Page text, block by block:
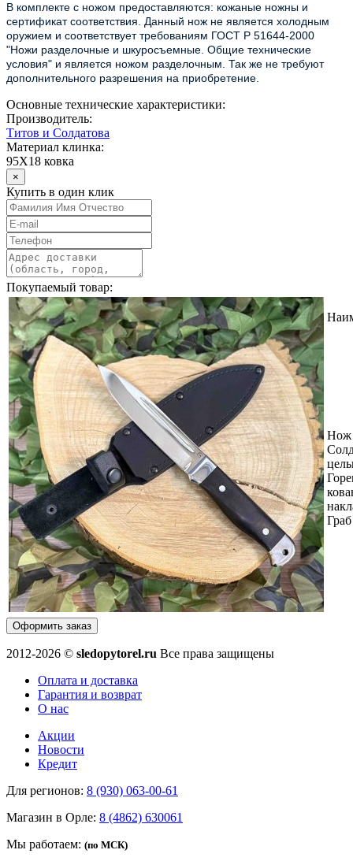
В комплекте с ножом предоставляются: кожаные ножны и
сертификат соответствия. Данный нож не является холодным
оружием и соответствует требованиям ГОСТ Р 51644-2000
"Ножи разделочные и шкуросъемные. Общие технические
условия" и является ножом разделочным. Так же не требуют
дополнительного разрешения на приобретение.
Основные технические характеристики:
Производитель:
Титов и Солдатова
Материал клинка:
95Х18 ковка
×
Купить в один клик
Покупаемый товар:
Нож
Граб
Оформить заказ
2012-2026 © sledopytorel.ru Все права защищены
Оплата и доставка
Гарантия и возврат
О нас
Акции
Новости
Кредит
Для регионов: 8 (930) 063-00-61
Магазин в Орле: 8 (4862) 630061
Мы работаем: (по МСК)